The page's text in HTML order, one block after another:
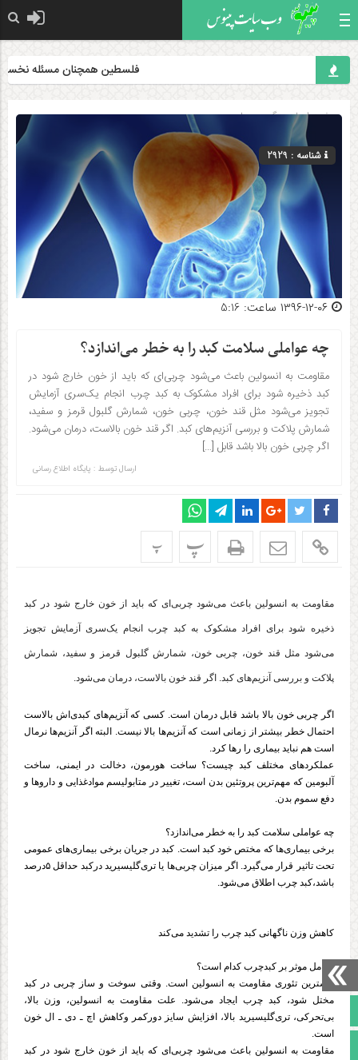
صفحه نخست
تالار گفتمان
فلسطین همچنان مسئله نخست
صفحه اصلی» گروه »علمی
شناسه : 2929
چه عواملی سلامت کبد را به خطر می‌اندازد؟
مقاومت به انسولین باعث می‌شود چربی‌ای که باید از خون خارج شود در
کبد ذخیره شود برای افراد مشکوک به کبد چرب انجام یک‌سری آزمایش
تجویز می‌شود مثل قند خون، چربی خون، شمارش گلبول قرمز و سفید،
شمارش پلاکت و بررسی آنزیم‌های کبد. اگر قند خون بالاست، درمان می‌شود‌.
اگر چربی خون بالا باشد قابل […]
ارسال توسط : پایگاه اطلاع رسانی
پ پ
مقاومت به انسولین باعث می‌شود چربی‌ای که باید از خون خارج شود در کبد
ذخیره شود برای افراد مشکوک به کبد چرب انجام یک‌سری آزمایش تجویز
می‌شود مثل قند خون، چربی خون، شمارش گلبول قرمز و سفید، شمارش
پلاکت و بررسی آنزیم‌های کبد. اگر قند خون بالاست، درمان می‌شود‌.
اگر چربی خون بالا باشد قابل درمان است‌. کسی که آنزیم‌های کبدی‌اش بالاست
احتمال خطر بیشتر از زمانی است که آنزیم‌ها بالا نیست. البته اگر آنزیم‌ها نرمال
است هم نباید بیماری را رها کرد.
عملکردهای مختلف کبد چیست؟ ساخت هورمون، دخالت در ایمنی، ساخت
آلبومین که مهم‌ترین پروتئین بدن است، تغییر در متابولیسم موادغذایی و داروها و
دفع سموم بدن.
چه عواملی سلامت کبد را به خطر می‌اندازد؟
برخی بیماری‌ها که مختص خود کبد است. کبد در جریان برخی بیماری‌های عمومی
تحت تاثیر قرار می‌گیرد. اگر میزان چربی‌ها یا تری‌گلیسیرید درکبد حداقل ۵درصد
باشد،کبد چرب اطلاق می‌شود.
کاهش وزن ناگهانی کبد چرب را تشدید می‌کند
عوامل موثر بر کبدچرب کدام است؟
بیشترین تئوری مقاومت به انسولین است. وقتی سوخت و ساز چربی در کبد
مختل شود، کبد چرب ایجاد می‌شود. علت مقاومت به انسولین، وزن بالا،
بی‌تحرکی، تری‌گلیسیرید بالا، افزایش سایز دورکمر وکاهش اچ ـ دی ـ ال خون
است.
مقاومت به انسولین باعث می‌شود چربی‌ای که باید از خون خارج شود در کبد